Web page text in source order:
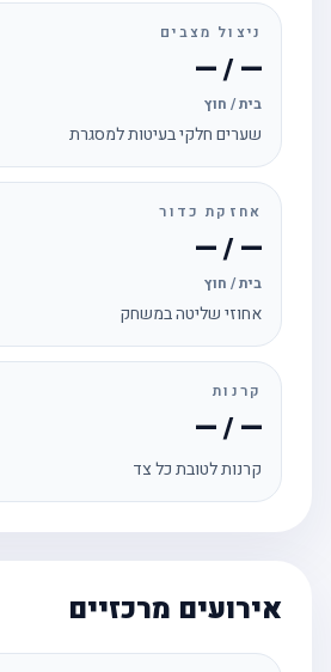
ניצול מצבים
— / —
בית / חוץ
שערים חלקי בעיטות למסגרת
אחזקת כדור
— / —
בית / חוץ
אחוזי שליטה במשחק
קרנות
— / —
קרנות לטובת כל צד
אירועים מרכזיים